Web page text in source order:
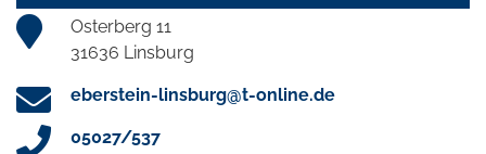
Osterberg 11
31636 Linsburg
eberstein-linsburg@t-online.de
05027/537